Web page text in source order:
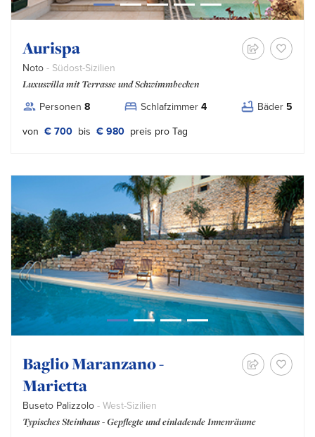
Aurispa
Noto - Südost-Sizilien
Luxusvilla mit Terrasse und Schwimmbecken
Personen 8 Schlafzimmer 4 Bäder 5
von € 700 bis € 980 preis pro Tag
Baglio Maranzano -
Marietta
Buseto Palizzolo - West-Sizilien
Typisches Steinhaus - Gepflegte und einladende Innenräume